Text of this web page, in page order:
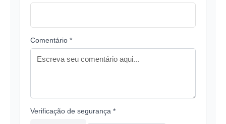
Comentário *
Verificação de segurança *